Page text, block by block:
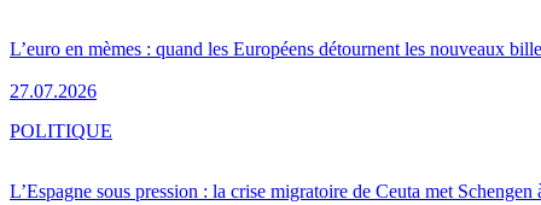
L’euro en mèmes : quand les Européens détournent les nouveaux
27.07.2026
L’Espagne sous pression : la crise migratoire de Ceuta met Schengen
POLITIQUE